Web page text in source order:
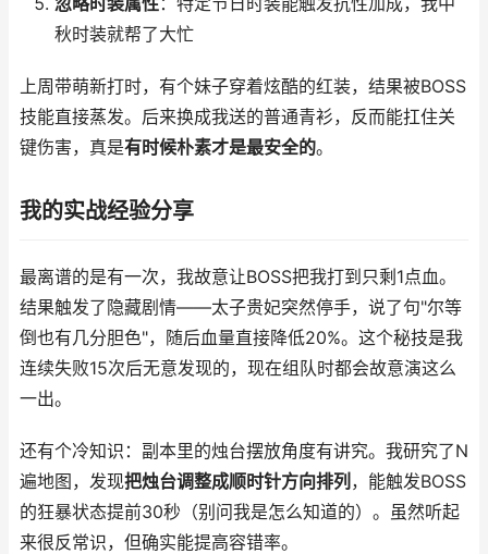
秋时装就帮了大忙
上周带萌新打时，有个妹子穿着炫酷的红装，结果被BOSS
技能直接蒸发。后来换成我送的普通青衫，反而能扛住关
键伤害，真是有时候朴素才是最安全的。
我的实战经验分享
最离谱的是有一次，我故意让BOSS把我打到只剩1点血。
结果触发了隐藏剧情——太子贵妃突然停手，说了句"尔等
倒也有几分胆色"，随后血量直接降低20%。这个秘技是我
连续失败15次后无意发现的，现在组队时都会故意演这么
一出。
还有个冷知识：副本里的烛台摆放角度有讲究。我研究了N
遍地图，发现把烛台调整成顺时针方向排列 ，能触发BOSS
的狂暴状态提前30秒（别问我是怎么知道的）。虽然听起
来很反常识，但确实能提高容错率。